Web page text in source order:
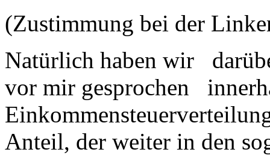
(Zustimmung bei der
Natürlich haben wir
vor mir gesprochen
Anteil, der weiter in den